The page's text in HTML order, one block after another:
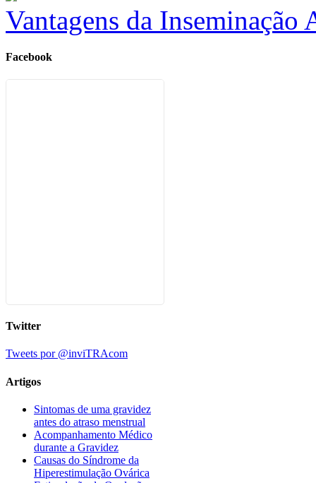
Vantagens da
Facebook
Twitter
Tweets por @inviTRAcom
Artigos
Sintomas de uma gravidez
antes do atraso menstrual
Acompanhamento Médico
durante a Gravidez
Causas do Síndrome da
Hiperestimulação Ovárica